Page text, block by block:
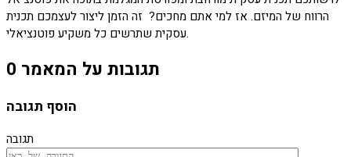
הרווח של המיזם. אז למי אתם מחכים? זה הזמן ליצור לעצמכם תכנית
עסקית שתרשים כל משקיע פוטנציאלי.
0 תגובות על המאמר
תגובה